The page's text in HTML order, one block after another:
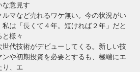
な意見す
ルマなど売れるワケ無い。今の状況がい
は「長くて４年。短ければ２年」だと
様々
代技術がデビューしてくる。新しい技
や初期投資を必要とするも、極端にエ
り、エ